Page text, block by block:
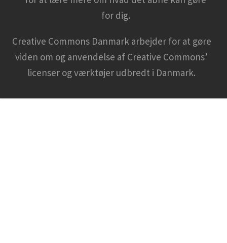
for dig.
Creative Commons Danmark arbejder for at gøre
viden om og anvendelse af Creative Commons’
licenser og værktøjer udbredt i Danmark.